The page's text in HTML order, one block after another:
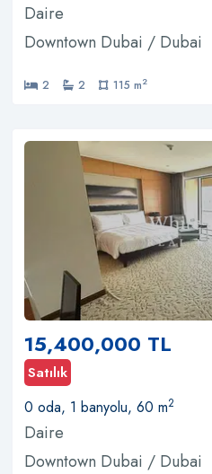
Daire
Downtown Dubai / Dubai
2 2 115 m2
15,400,000 TL
Satılık
0 oda, 1 banyolu, 60 m2
Daire
Downtown Dubai / Dubai